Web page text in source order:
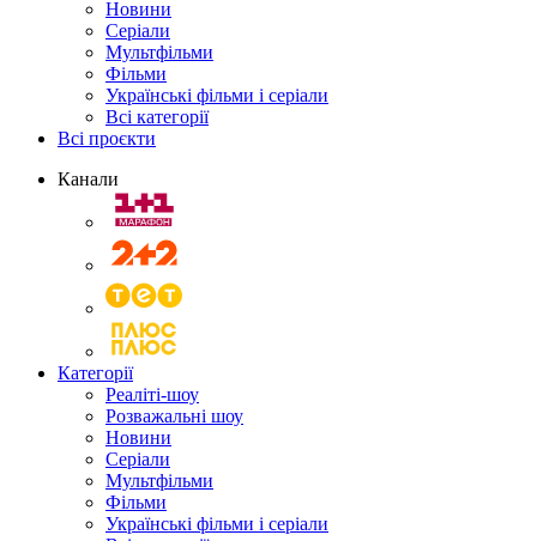
Новини
Серіали
Мультфільми
Фільми
Українські фільми і серіали
Всі категорії
Всі проєкти
Канали
Категорії
Реаліті-шоу
Розважальні шоу
Новини
Серіали
Мультфільми
Фільми
Українські фільми і серіали